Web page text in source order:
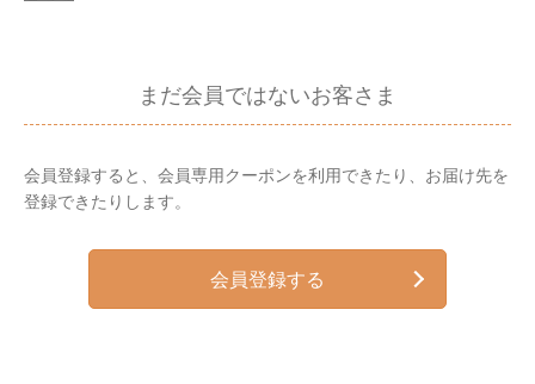
まだ会員ではないお客さま
会員登録すると、会員専用クーポンを利用できたり、お届け先を
登録できたりします。
会員登録する